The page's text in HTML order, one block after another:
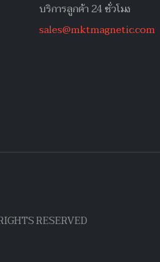
บริการลูกค้า 24 ชั่วโมง
sales@mktmagnetic.com
RESERVED